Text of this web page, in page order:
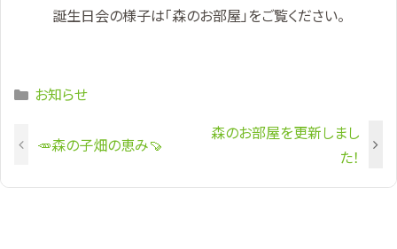
誕生日会の様子は「森のお部屋」をご覧ください。
Categories
お知らせ
🥕森の子畑の恵み🍠
森のお部屋を更新しまし
た！